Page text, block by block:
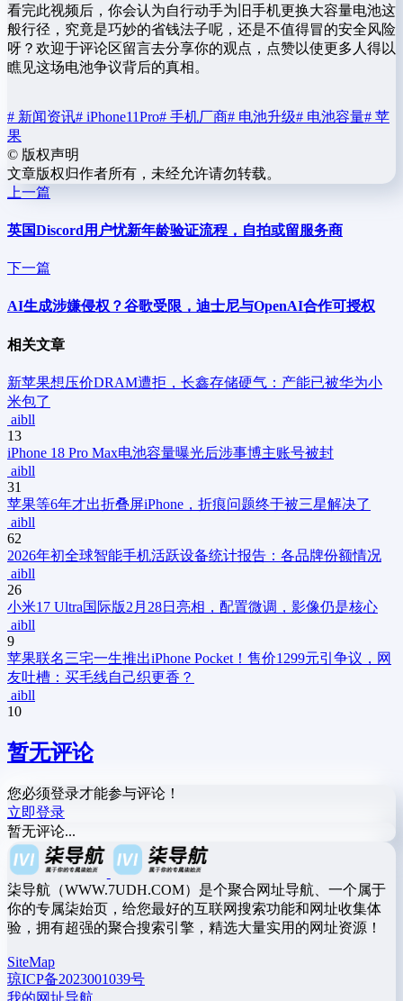
看完此视频后，你会认为自行动手为旧手机更换大容量电池这
般行径，究竟是巧妙的省钱法子呢，还是不值得冒的安全风险
呀？欢迎于评论区留言去分享你的观点，点赞以使更多人得以
瞧见这场电池争议背后的真相。
# 新闻资讯# iPhone11Pro# 手机厂商# 电池升级# 电池容量# 苹
果
© 版权声明
文章版权归作者所有，未经允许请勿转载。
上一篇
英国Discord用户忧新年龄验证流程，自拍或留服务商
下一篇
AI生成涉嫌侵权？谷歌受限，迪士尼与OpenAI合作可授权
相关文章
新苹果想压价DRAM遭拒，长鑫存储硬气：产能已被华为小
米包了
aibll
13
iPhone 18 Pro Max电池容量曝光后涉事博主账号被封
aibll
31
苹果等6年才出折叠屏iPhone，折痕问题终于被三星解决了
aibll
62
2026年初全球智能手机活跃设备统计报告：各品牌份额情况
aibll
26
小米17 Ultra国际版2月28日亮相，配置微调，影像仍是核心
aibll
9
苹果联名三宅一生推出iPhone Pocket！售价1299元引争议，网
友吐槽：买毛线自己织更香？
aibll
10
暂无评论
您必须登录才能参与评论！
立即登录
暂无评论...
柒导航（WWW.7UDH.COM）是个聚合网址导航、一个属于
你的专属柒始页，给您最好的互联网搜索功能和网址收集体
验，拥有超强的聚合搜索引擎，精选大量实用的网址资源！
SiteMap
琼ICP备2023001039号
我的网址导航